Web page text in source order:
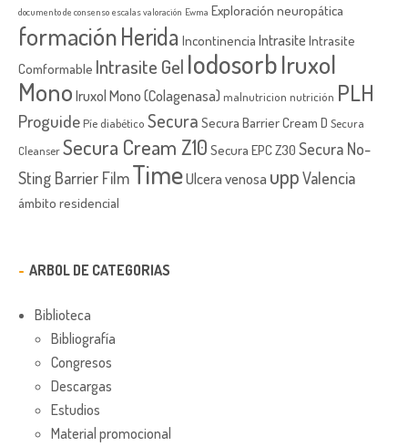
documento de consenso escalas valoración Ewma Exploración neuropática
formaciónHerida Incontinencia Intrasite Intrasite
Comformable Intrasite Gel IodosorbIruxol
MonoIruxol Mono (Colagenasa) malnutricion nutrición PLH
Proguide Píe diabético Secura Secura Barrier Cream D Secura
CleanserSecura Cream Z10 Secura EPC Z30 Secura No-
Sting Barrier FilmTimeUlcera venosa uppValencia
ámbito residencial
ARBOL DE CATEGORIAS
Biblioteca
Bibliografía
Congresos
Descargas
Estudios
Material promocional